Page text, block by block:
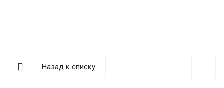
Назад к списку